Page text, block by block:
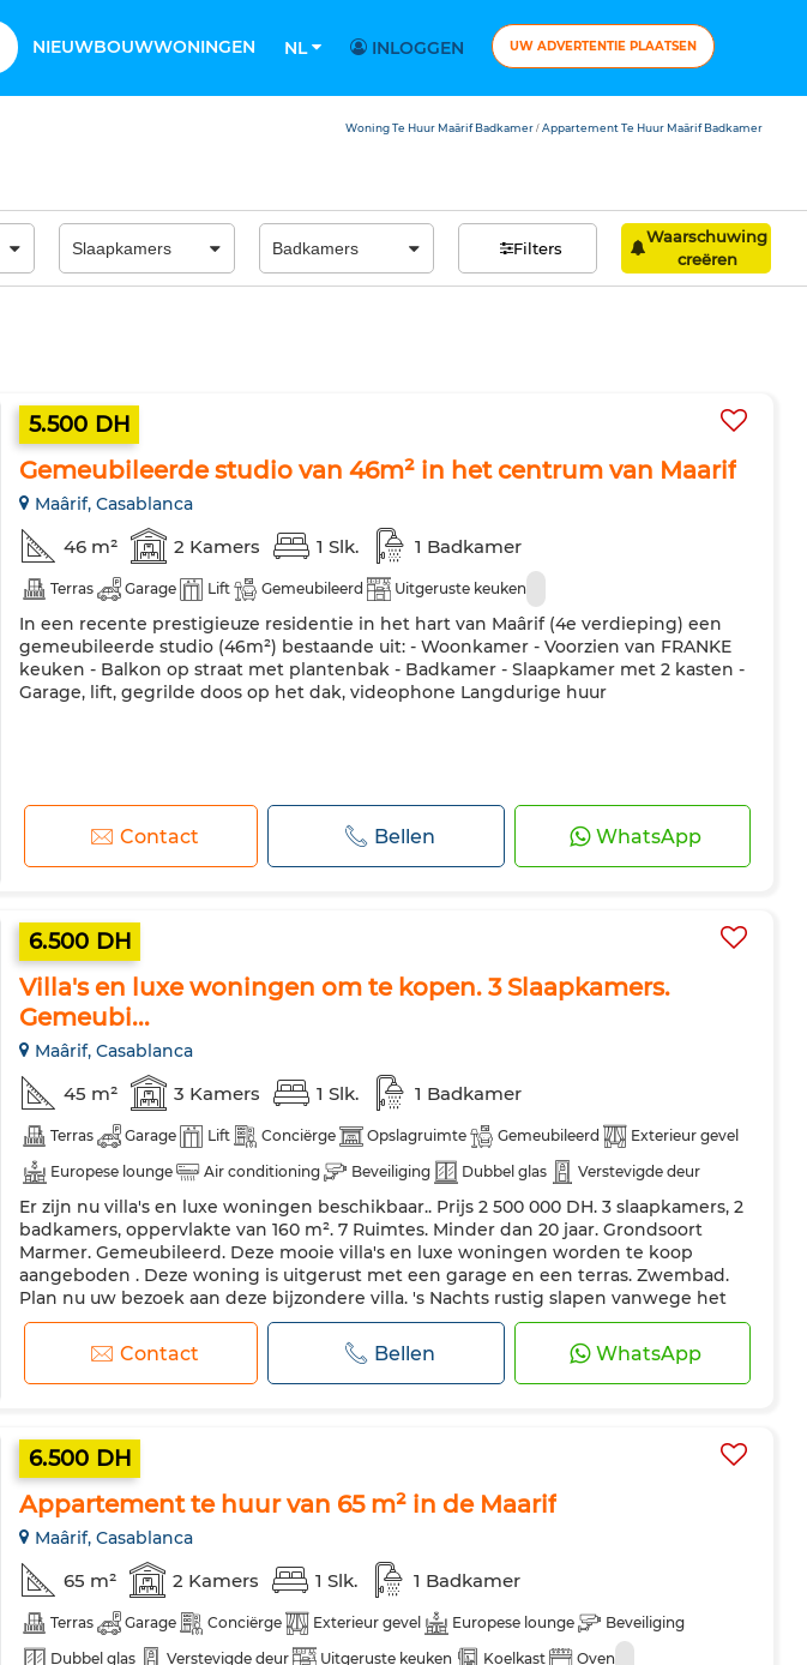
NIEUWBOUWWONINGEN NL INLOGGEN UW ADVERTENTIE PLAATSEN
Woning Te Huur Maârif Badkamer / Appartement Te Huur Maârif Badkamer
Filters
Waarschuwing
creëren
5.500 DH
Gemeubileerde studio van 46m² in het centrum van Maarif
Maârif, Casablanca
46 m² 2 Kamers 1 Slk. 1 Badkamer
Terras Garage Lift Gemeubileerd Uitgeruste keuken
In een recente prestigieuze residentie in het hart van Maârif (4e verdieping) een
gemeubileerde studio (46m²) bestaande uit: - Woonkamer - Voorzien van FRANKE
keuken - Balkon op straat met plantenbak - Badkamer - Slaapkamer met 2 kasten -
Garage, lift, gegrilde doos op het dak, videophone Langdurige huur
Contact Bellen WhatsApp
6.500 DH
Villa's en luxe woningen om te kopen. 3 Slaapkamers.
Gemeubi...
Maârif, Casablanca
45 m² 3 Kamers 1 Slk. 1 Badkamer
Terras Garage Lift Conciërge Opslagruimte Gemeubileerd
Exterieur gevel
Europese lounge
Air conditioning Beveiliging Dubbel glas
Verstevigde deur
Uitgeruste keuken
Koelkast Oven Tv Vaatwasser Internet
Er zijn nu villa's en luxe woningen beschikbaar.. Prijs 2 500 000 DH. 3 slaapkamers, 2
badkamers, oppervlakte van 160 m². 7 Ruimtes. Minder dan 20 jaar. Grondsoort
Marmer. Gemeubileerd. Deze mooie villa's en luxe woningen worden te koop
aangeboden . Deze woning is uitgerust met een garage en een terras. Zwembad.
Plan nu uw bezoek aan deze bijzondere villa. 's Nachts rustig slapen vanwege het
beveiligingssysteem. Koken is een eitje in deze v...
Contact Bellen WhatsApp
6.500 DH
Appartement te huur van 65 m² in de Maarif
Maârif, Casablanca
65 m² 2 Kamers 1 Slk. 1 Badkamer
Terras Garage Conciërge Exterieur gevel Europese lounge
Beveiliging
Dubbel glas
Verstevigde deur Uitgeruste keuken Koelkast Oven